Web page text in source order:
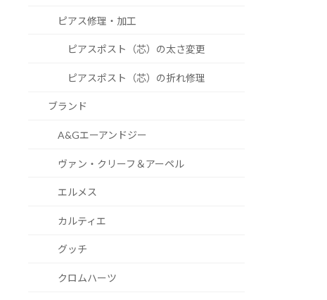
ピアス修理・加工
ピアスポスト（芯）の太さ変更
ピアスポスト（芯）の折れ修理
ブランド
A&Gエーアンドジー
ヴァン・クリーフ＆アーペル
エルメス
カルティエ
グッチ
クロムハーツ